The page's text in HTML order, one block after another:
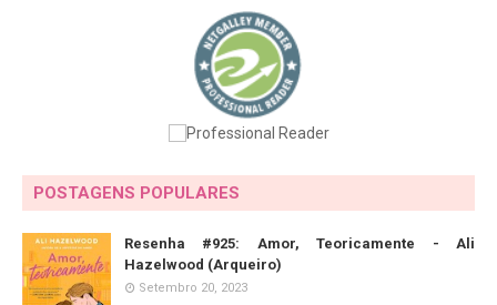
POSTAGENS POPULARES
Resenha #925: Amor, Teoricamente - Ali
Hazelwood (Arqueiro)
Setembro 20, 2023